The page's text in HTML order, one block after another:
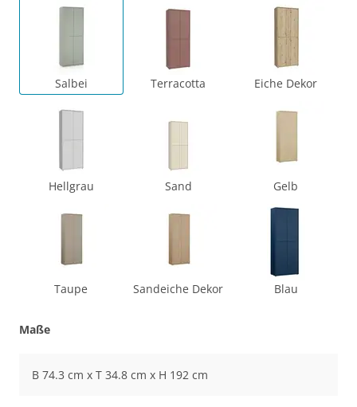
Salbei Terracotta Eiche Dekor
Hellgrau Sand Gelb
Taupe Sandeiche Dekor Blau
Maße
B 74.3 cm x T 34.8 cm x H 192 cm